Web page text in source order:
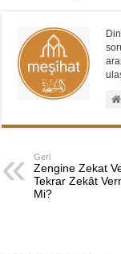
Geri
Zengine Zekat
Tekrar Zekât
Mi?